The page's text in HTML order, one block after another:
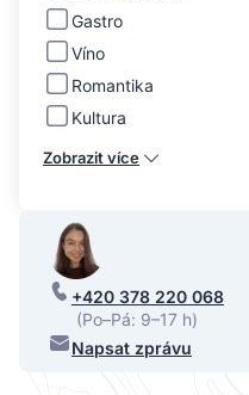
Gastro
Víno
Romantika
Kultura
Zobrazit více
+420 378 220 068
(Po–Pá: 9–17 h)
Napsat zprávu